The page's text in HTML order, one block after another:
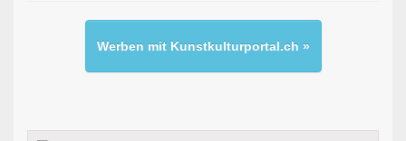
Werben mit Kunstkulturportal.ch »